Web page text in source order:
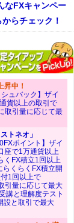
なFXキャンペー
らチェック！
昇中！
ュバック】ザイ
貨以上の取引で
取引量に応じて最
トネオ」
ポイント】ザイ
座で1万通貨以上
くFX積立1回以上
くらくFX積立開
1回以上で
引量に応じて最大
講と理解度テスト
設と取引で最大